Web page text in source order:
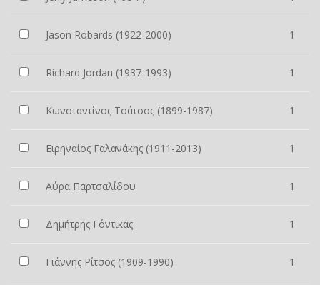
Jason Robards (1922-2000) 1
Richard Jordan (1937-1993) 1
Κωνσταντίνος Τσάτσος (1899-1987) 1
Ειρηναίος Γαλανάκης (1911-2013) 1
Αύρα Παρτσαλίδου 1
Δημήτρης Γόντικας 1
Γιάννης Ρίτσος (1909-1990) 1